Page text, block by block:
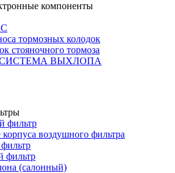
компоненты
тормозных колодок
стояночного тормоза
СИСТЕМА ВЫХЛОПА
фильтр
воздушного фильтра
фильтр
(салонный)